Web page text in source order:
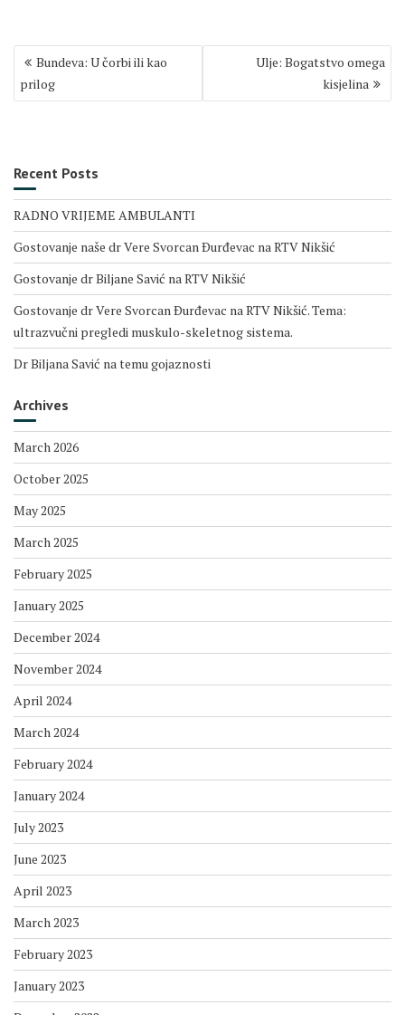
Post
navigation
Bundeva: U čorbi ili kao
prilog
Ulje: Bogatstvo omega
kisjelina
Recent Posts
RADNO VRIJEME AMBULANTI
Gostovanje naše dr Vere Svorcan Ðurđevac na RTV Nikšić
Gostovanje dr Biljane Savić na RTV Nikšić
Gostovanje dr Vere Svorcan Ðurđevac na RTV Nikšić. Tema:
ultrazvučni pregledi muskulo-skeletnog sistema.
Dr Biljana Savić na temu gojaznosti
Archives
March 2026
October 2025
May 2025
March 2025
February 2025
January 2025
December 2024
November 2024
April 2024
March 2024
February 2024
January 2024
July 2023
June 2023
April 2023
March 2023
February 2023
January 2023